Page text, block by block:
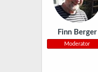
t
o
Finn Berger
Moderator